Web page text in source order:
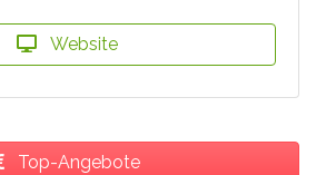
Website
Top-Angebote